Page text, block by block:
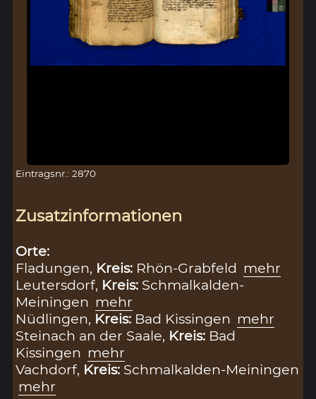
Eintragsnr.: 2870
Zusatzinformationen
Orte:
Fladungen, Kreis: Rhön-Grabfeld mehr
Leutersdorf, Kreis: Schmalkalden-
Meiningen mehr
Nüdlingen, Kreis: Bad Kissingen mehr
Steinach an der Saale, Kreis: Bad
Kissingen mehr
Vachdorf, Kreis: Schmalkalden-Meiningen
mehr